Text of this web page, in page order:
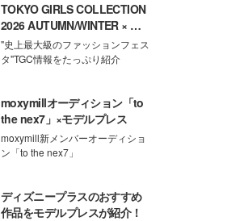
TOKYO GIRLS COLLECTION
2026 AUTUMN/WINTER × モ
デルプレス
"史上最大級のファッションフェス
タ"TGC情報をたっぷり紹介
moxymillオーディション「to
the nex7」×モデルプレス
moxymill新メンバーオーディショ
ン「to the nex7」
ディズニープラスのおすすめ
作品をモデルプレスが紹介！